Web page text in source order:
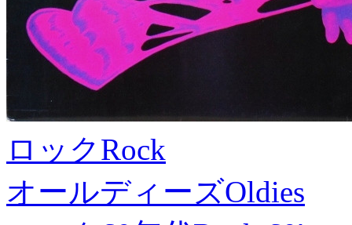
ロックRock
オールディーズOldies